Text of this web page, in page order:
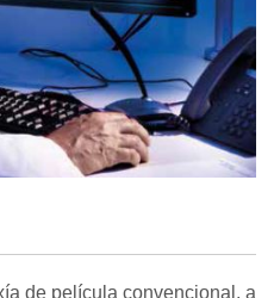
de película convencional, a